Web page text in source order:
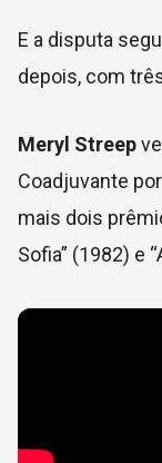
E a disputa
depois, com
Meryl Streep
Coadjuvante
mais dois
Sofia” (1982) e